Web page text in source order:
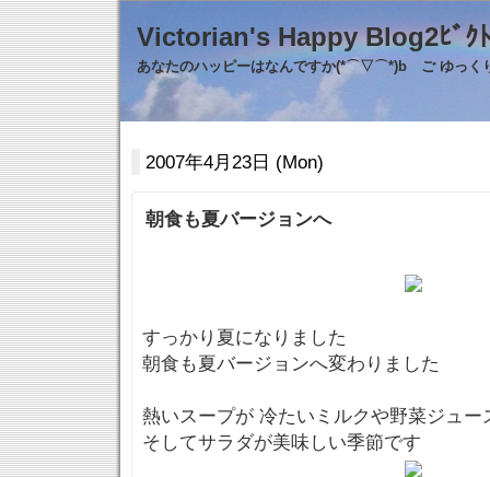
Victorian's Happy
あなたのハッピーはなんですか(*⌒▽⌒*)b ご ゆっく
2007年4月23日 (Mon)
朝食も夏バージョンへ
すっかり夏になりました
朝食も夏バージョンへ変わりました
熱いスープが 冷たいミルクや野菜ジュー
そしてサラダが美味しい季節です